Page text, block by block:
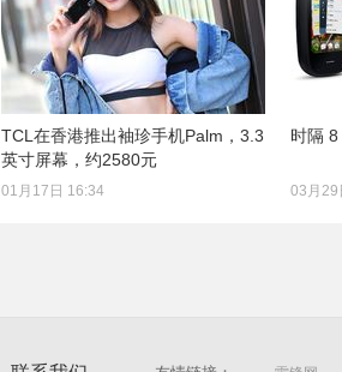
TCL在香港推出袖珍手机Palm，3.3
英寸屏幕，约2580元
01月17日 16:34
时隔
03月29